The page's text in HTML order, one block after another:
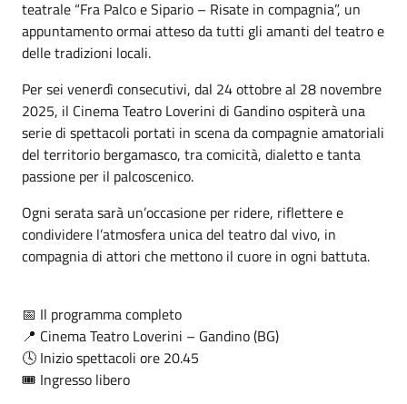
teatrale “Fra Palco e Sipario – Risate in compagnia”, un
appuntamento ormai atteso da tutti gli amanti del teatro e
delle tradizioni locali.
Per sei venerdì consecutivi, dal 24 ottobre al 28 novembre
2025, il Cinema Teatro Loverini di Gandino ospiterà una
serie di spettacoli portati in scena da compagnie amatoriali
del territorio bergamasco, tra comicità, dialetto e tanta
passione per il palcoscenico.
Ogni serata sarà un’occasione per ridere, riflettere e
condividere l’atmosfera unica del teatro dal vivo, in
compagnia di attori che mettono il cuore in ogni battuta.
📅 Il programma completo
📍 Cinema Teatro Loverini – Gandino (BG)
🕓 Inizio spettacoli ore 20.45
🎟️ Ingresso libero